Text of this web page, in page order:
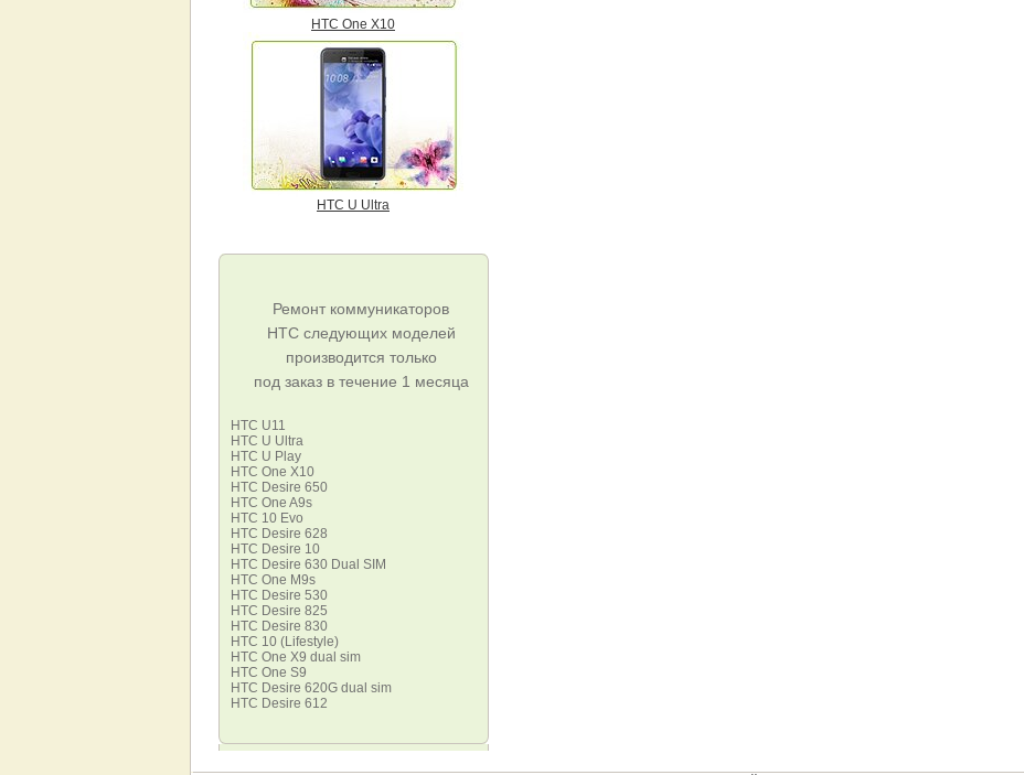
HTC One X10
HTC U Ultra
Ремонт коммуникаторов
HТC следующих моделей
производится только
под заказ в течение 1 месяца
HTC U11
HTC U Ultra
HTC U Play
HTC One X10
HTC Desire 650
HTC One A9s
HTC 10 Evo
HTC Desire 628
HTC Desire 10
HTC Desire 630 Dual SIM
HTC One M9s
HTC Desire 530
HTC Desire 825
HTC Desire 830
HTC 10 (Lifestyle)
HTC One X9 dual sim
HTC One S9
HTC Desire 620G dual sim
HTC Desire 612